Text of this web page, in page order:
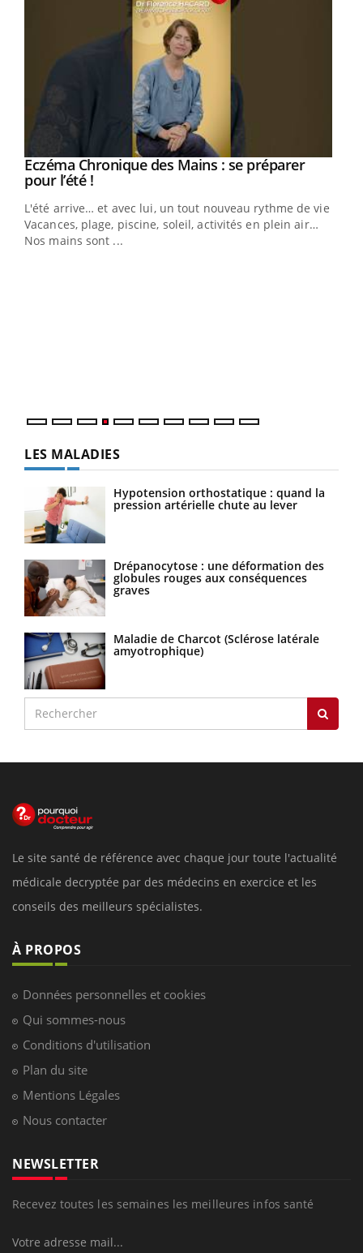
Youtube
Eczéma Chronique des Mains : se préparer
pour l’été !Youtube
L'été arrive… et avec lui, un tout nouveau rythme de vie !
Vacances, plage, piscine, soleil, activités en plein air…
Nos mains sont ...
LES MALADIES
Hypotension orthostatique : quand la
pression artérielle chute au lever
Drépanocytose : une déformation des
globules rouges aux conséquences
graves
Maladie de Charcot (Sclérose latérale
amyotrophique)
Le site santé de référence avec chaque jour toute l'actualité
médicale decryptée par des médecins en exercice et les
conseils des meilleurs spécialistes.
À PROPOS
Données personnelles et cookies
Qui sommes-nous
Conditions d'utilisation
Plan du site
Mentions Légales
Nous contacter
NEWSLETTER
Recevez toutes les semaines les meilleures infos santé